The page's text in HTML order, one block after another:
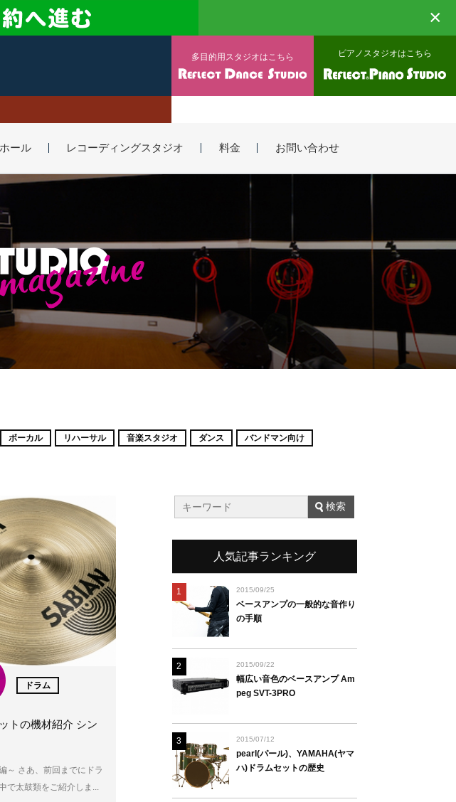
×
多目的用スタジオはこちら ピアノスタジオはこちら
ール レコーディングスタジオ 料金 お問い合わせ
ボーカル リハーサル 音楽スタジオ ダンス
バンドマン向け
ドラム
トの機材紹介 シン
～ さあ、前回までにドラ
で太鼓類をご紹介しま...
人気記事ランキング
1 2015/09/25
ベースアンプの一般的な音作り
の手順
2 2015/09/22
幅広い音色のベースアンプ Am
peg SVT-3PRO
3 2015/07/12
pearl(パール)、YAMAHA(ヤマ
ハ)ドラムセットの歴史